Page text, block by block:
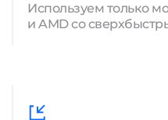
Используем только
и AMD со